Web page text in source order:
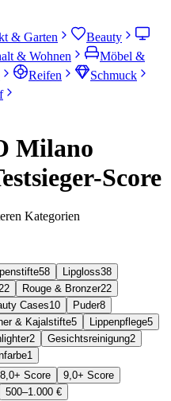
& Garten
Beauty
& Wohnen
Möbel &
Reifen
Schmuck
Milano
Score
Kategorien
58 Lipgloss38
Rouge & Bronzer22
Cases10 Puder8
& Kajalstifte5 Lippenpflege5
2 Gesichtsreinigung2
1
8,0+ Score
9,0+ Score
500–1.000 €